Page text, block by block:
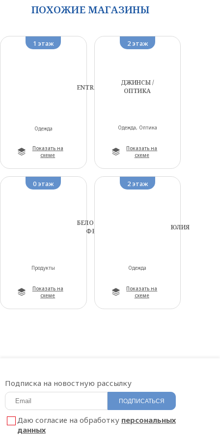
ПОХОЖИЕ МАГАЗИНЫ
1 этаж
ENTRA
Одежда
Показать на
схеме
2 этаж
ДЖИНСЫ /
ОПТИКА
Одежда, Оптика
Показать на
схеме
0 этаж
БЕЛОРУССКИЙ
ФЕРМЕР
Продукты
Показать на
схеме
2 этаж
ЮЛИЯ
Одежда
Показать на
схеме
Подписка на новостную рассылку
ПОДПИСАТЬСЯ
Даю согласие на обработку персональных
данных